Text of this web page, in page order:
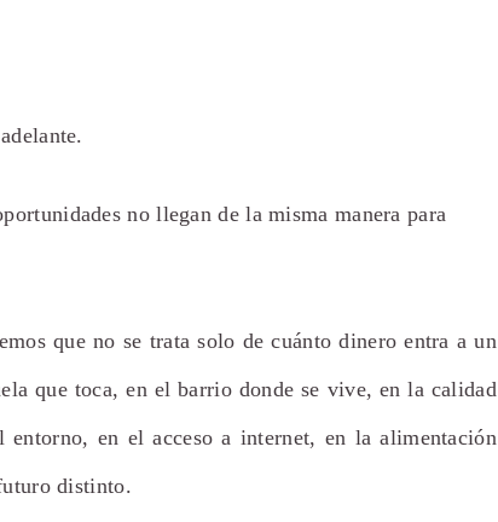
no llegan de la misma manera para
que no se trata solo de cuánto dinero entra a un
que toca, en el barrio donde se vive, en la calidad
en el acceso a internet, en la alimentación
distinto.